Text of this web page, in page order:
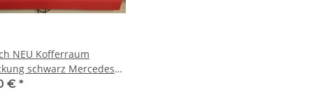
NEU Kofferraum
schwarz Mercedes
CLC 2036800742 9C86
€ *